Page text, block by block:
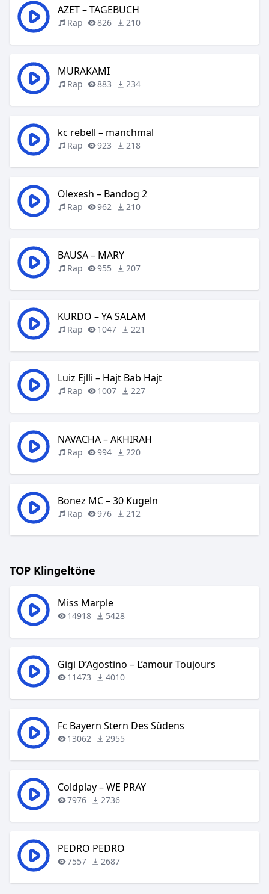
AZET – TAGEBUCH
Rap 826 210
MURAKAMI
Rap 883 234
kc rebell – manchmal
Rap 923 218
Olexesh – Bandog 2
Rap 962 210
BAUSA – MARY
Rap 955 207
KURDO – YA SALAM
Rap 1047 221
Luiz Ejlli – Hajt Bab Hajt
Rap 1007 227
NAVACHA – AKHIRAH
Rap 994 220
Bonez MC – 30 Kugeln
Rap 976 212
TOP Klingeltöne
Miss Marple
14918 5428
Gigi D’Agostino – L’amour Toujours
11473 4010
Fc Bayern Stern Des Südens
13062 2955
Coldplay – WE PRAY
7976 2736
PEDRO PEDRO
7557 2687